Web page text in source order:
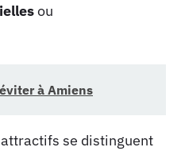
ou
à Amiens
se distinguent